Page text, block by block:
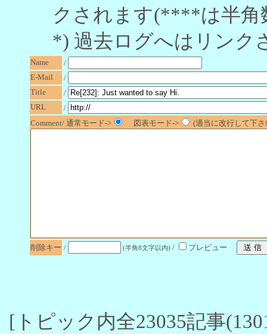
クされます(****は半角
*) 過去ログへはリンク
Name
/
E-Mail
/
Title
/
URL
/
Comment/ 通常モード->
図表モード-> (適当に改行して下
削除キー / (半角8文字以内) / プレビュー
[トピック内全23035記事